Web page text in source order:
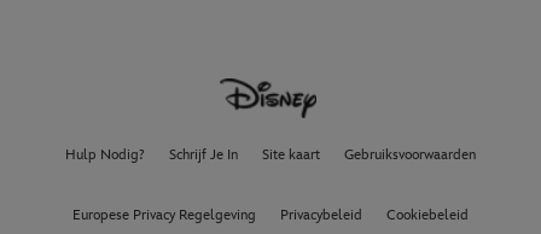
Hulp Nodig? Schrijf Je In Site kaart Gebruiksvoorwaarden
Europese Privacy Regelgeving Privacybeleid Cookiebeleid